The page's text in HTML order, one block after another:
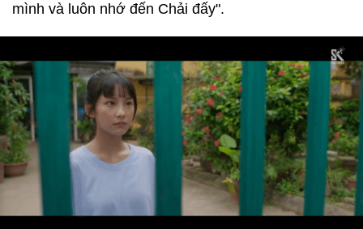
mình và luôn nhớ đến Chải đấy".